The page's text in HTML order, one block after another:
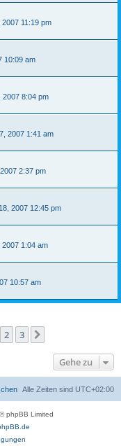
11:19 pm
10:09 am
2007 8:04 pm
2007 1:41 am
2:37 pm
2007 12:45 pm
2007 1:04 am
10:57 am
2 3
Gehe zu
Alle Zeiten sind UTC+02:00
phpBB Limited